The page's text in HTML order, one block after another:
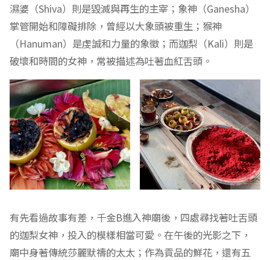
濕婆（Shiva）則是毀滅與再生的主宰；象神（Ganesha）
掌管開始和障礙排除，曾經以大象頭被重生；猴神
（Hanuman）是虔誠和力量的象徵；而迦梨（Kali）則是
破壞和時間的女神，常被描述為吐著血紅舌頭。
有先看過故事有差，千金B進入神廟後，四處尋找著吐舌頭
的迦梨女神，投入的模樣相當可愛。在午後的光影之下，
廟中身著傳統莎麗默禱的太太；作為貢品的鮮花，還有五